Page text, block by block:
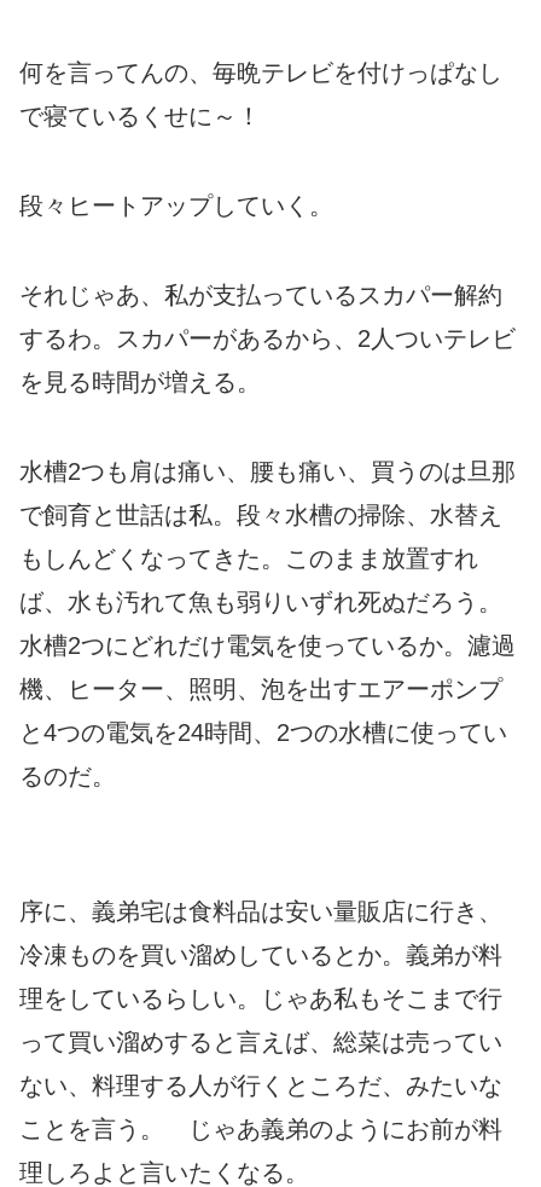
何を言ってんの、毎晩テレビを付けっぱなし
で寝ているくせに～！
段々ヒートアップしていく。
それじゃあ、私が支払っているスカパー解約
するわ。スカパーがあるから、2人ついテレビ
を見る時間が増える。
水槽2つも肩は痛い、腰も痛い、買うのは旦那
で飼育と世話は私。段々水槽の掃除、水替え
もしんどくなってきた。このまま放置すれ
ば、水も汚れて魚も弱りいずれ死ぬだろう。
水槽2つにどれだけ電気を使っているか。濾過
機、ヒーター、照明、泡を出すエアーポンプ
と4つの電気を24時間、2つの水槽に使ってい
るのだ。
序に、義弟宅は食料品は安い量販店に行き、
冷凍ものを買い溜めしているとか。義弟が料
理をしているらしい。じゃあ私もそこまで行
って買い溜めすると言えば、総菜は売ってい
ない、料理する人が行くところだ、みたいな
ことを言う。 じゃあ義弟のようにお前が料
理しろよと言いたくなる。